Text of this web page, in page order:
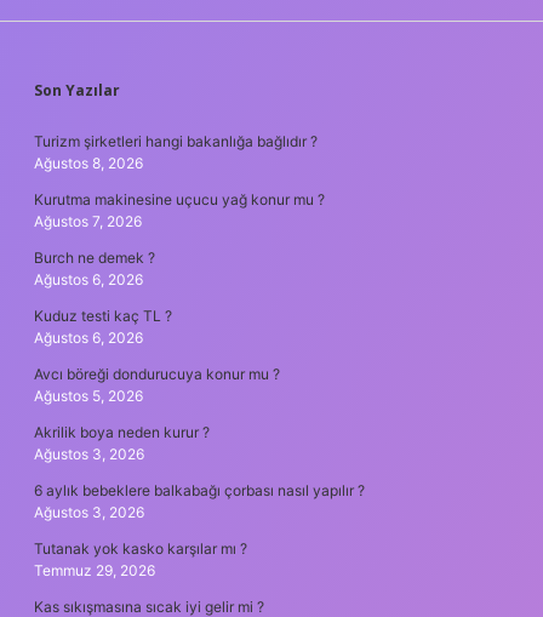
SIDEBAR
Son Yazılar
Turizm şirketleri hangi bakanlığa bağlıdır ?
Ağustos 8, 2026
Kurutma makinesine uçucu yağ konur mu ?
Ağustos 7, 2026
Burch ne demek ?
Ağustos 6, 2026
Kuduz testi kaç TL ?
Ağustos 6, 2026
Avcı böreği dondurucuya konur mu ?
Ağustos 5, 2026
Akrilik boya neden kurur ?
Ağustos 3, 2026
6 aylık bebeklere balkabağı çorbası nasıl yapılır ?
Ağustos 3, 2026
Tutanak yok kasko karşılar mı ?
Temmuz 29, 2026
Kas sıkışmasına sıcak iyi gelir mi ?